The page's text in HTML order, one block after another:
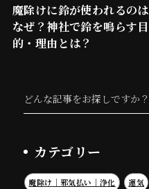
魔除けに鈴が使われるのは
なぜ？神社で鈴を鳴らす目
的・理由とは？
カテゴリー
魔除け｜邪気払い｜浄化 運気